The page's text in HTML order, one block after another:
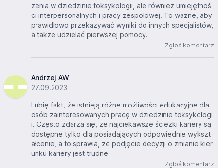
zenia w dziedzinie toksykologii, ale również umiejętnoś
ci interpersonalnych i pracy zespołowej. To ważne, aby
prawidłowo przekazywać wyniki do innych specjalistów,
a także udzielać pierwszej pomocy.
Zgłoś komentarz
Andrzej AW
27.09.2023
Lubię fakt, że istnieją różne możliwości edukacyjne dla
osób zainteresowanych pracę w dziedzinie toksykologi
i. Często zdarza się, że najciekawsze ścieżki kariery są
dostępne tylko dla posiadających odpowiednie wykszt
ałcenie, a to sprawia, że podjęcie decyzji o zmianie kier
unku kariery jest trudne.
Zgłoś komentarz